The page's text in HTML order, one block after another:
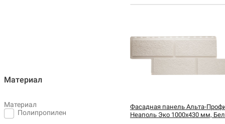
Материал
Материал
Полипропилен
Фасадная панель Альта-
Неаполь Эко 1000х430 мм,